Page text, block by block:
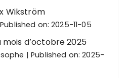
Wikström
Published on: 2025-11-05
d’octobre 2025
Published on: 2025-